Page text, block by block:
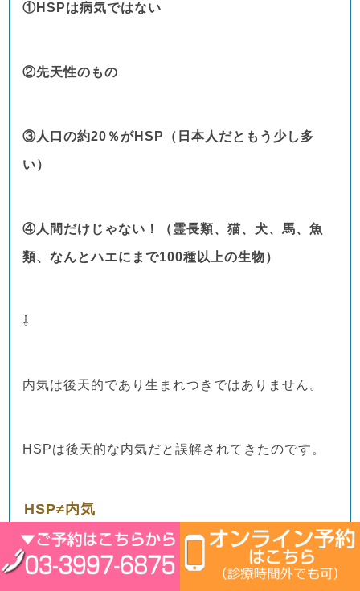
①HSPは病気ではない
②先天性のもの
③人口の約20％がHSP（日本人だともう少し多
い）
④人間だけじゃない！（霊長類、猫、犬、馬、魚
類、なんとハエにまで100種以上の生物）
⇩
内気は後天的であり生まれつきではありません。
HSPは後天的な内気だと誤解されてきたのです。
HSP≠内気